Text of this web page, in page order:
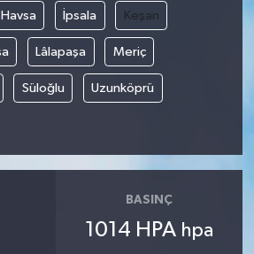
Havsa İpsala Keşan
Lâlapaşa Meriç
Süloğlu Uzunköprü
BASINÇ
1014 HPA hpa